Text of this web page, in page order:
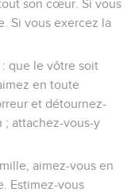
son cœur. Si vous
Si vous exercez la
: que le vôtre soit
en toute
et détournez-
; attachez-vous-y
aimez-vous en
Estimez-vous